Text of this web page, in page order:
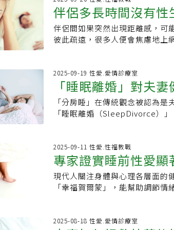
一部分，並在不知不覺中維持伴
語言的」，眼神、肢體動作其實
秒鐘，很可能會感受到一些情緒
情，甚至回憶起兩人共同經歷的
結於具體規則，重要的是開始嘗
保濕凝膠保持骨盆底肌濕潤，或
想要接觸到陰道內部，不妨用鏡
何？會不會看起來很乾燥？就像
永遠不嫌太晚有些人即使到了5
即使性生活曾經中斷過，或者過
遇到理想的伴侶，並且想要開始
態以及運動表現，都不是透過
持陰道濕潤，也與肌肉力量和
帶稀且量多。由此可見，關注陰
的一部分。
她變得期待這件事情，每一天的
生活充滿浪漫，這種被愛環繞的
中牽手、親吻的時間也變多了。
再「過度關注」，像是費力找角
的關鍵Gibbons表示，現在當然
她自身的狀態以及婚姻關係都
量，至今仍影響著他們。她和丈
如何維持婚姻的幸福，性愛提
室友。即使有時整整兩週沒有
的做法，有助於幫她成為一個更
調，規律的性生活並不是婚姻會
時，能夠幫助你坦然面對，並繼
至少「還行」，如今卻深陷與妻
工作，家事育兒參與不多。雖然
直都是家務依賴妻子，這樣的觀
長，夫妻確實變得沒有親密關係
間了！」妻子獨自發洩性慾 卻拒
已經凌晨1點多，家裡一片漆黑
「夜襲」的機會。於是他洗了
聲，嚇了一跳。幹雄火氣上來
她明明有慾望，為什麼不願意和
不想和你做了。這些年家事育兒
是為了孩子，才演出所謂的『好
雄詢問妻子剛剛在看什麼那麼興
BL（男男戀）漫畫和情色漫畫
佳子指出，這種情況其實非常普
伴侶多長時間沒有性
可用「性連結」取代
伴侶間如果突然出現距離感，可
彼此疏遠，很多人便會焦慮地上
柱。性與婚姻治療師茱莉安娜豪
人而異，每對伴侶的需求也不同
時間限制與溝通方式等，都會影
有必要用一個時間框架去定義
（Tatiana Rivera）則補充，若
議，以「性連結」（sexual
的方式有很多種。她舉例，熱情
共進晚餐時的深度對話，都能產
麼，並有意識地去培養那些連
相關。里維拉補充，有些研究認
2025-09-19 性愛.愛情診療室
「睡眠離婚」對夫
能增加親密感
「分房睡」在傳統觀念被認為
「睡眠離婚（SleepDivorce）
夫妻、情侶沒有睡在同一張床上
詞看似帶有負面意義，但其實是
半夜翻身，都可能打擾到另一半
同，不需要遷就另外一個人，最
些人也許會擔心睡眠離婚會影響
此，如果你發現和伴侶同睡時，
2025-09-11 性愛.性福教戰
專家證實睡前性愛
效果最佳
現代人關注身體與心理各層面的
「幸福賀爾蒙」，能幫助調節
伴侶或是透過自慰，帶來的性高
2025-08-18 性愛.愛情診療室